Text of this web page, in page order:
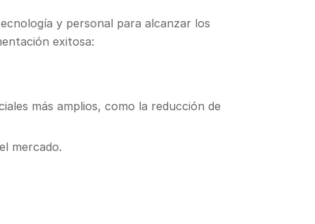
y personal para alcanzar los
exitosa:
más amplios, como la reducción de
mercado.